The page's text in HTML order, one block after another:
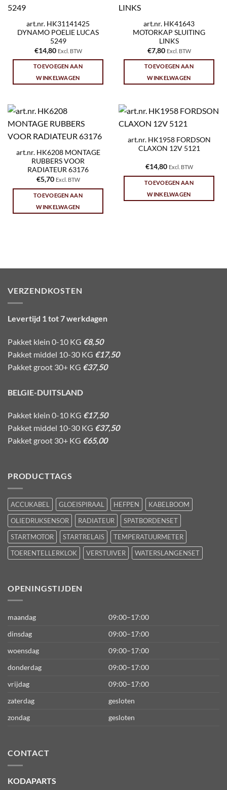
art.nr. HK31141425
DYNAMO POELIE LUCAS
5249
€14,80 Excl. BTW
TOEVOEGEN AAN
WINKELWAGEN
art.nr. HK41643
MOTORKAP SLUITING
LINKS
€7,80 Excl. BTW
TOEVOEGEN AAN
WINKELWAGEN
art.nr. HK6208 MONTAGE
RUBBERS VOOR
RADIATEUR 63176
€5,70 Excl. BTW
TOEVOEGEN AAN
WINKELWAGEN
art.nr. HK1958 FORDSON
CLAXON 12V 5121
€14,80 Excl. BTW
TOEVOEGEN AAN
WINKELWAGEN
VERZENDKOSTEN
Levertijd 1 tot 7 werkdagen
Pakket klein 0-10 KG €8,50
Pakket middel 10-30 KG €17,50
Pakket groot 30+ KG €37,50
BELGIE-DUITSLAND
Pakket klein 0-10 KG €17,50
Pakket middel 10-30 KG €37,50
Pakket groot 30+ KG €65,00
PRODUCTTAGS
ACCUKABEL GLOEISPIRAAL HEFPEN
KABELBOOM
OLIEDRUKSENSOR
RADIATEUR
SPATBORDENSET
STARTMOTOR
STARTRELAIS
TEMPERATUURMETER
TOERENTELLERKLOK
VERSTUIVER WATERSLANGENSET
OPENINGSTIJDEN
maandag
09:00–17:00
dinsdag
09:00–17:00
woensdag
09:00–17:00
donderdag
09:00–17:00
vrijdag
09:00–17:00
zaterdag
gesloten
zondag
gesloten
CONTACT
KODAPARTS